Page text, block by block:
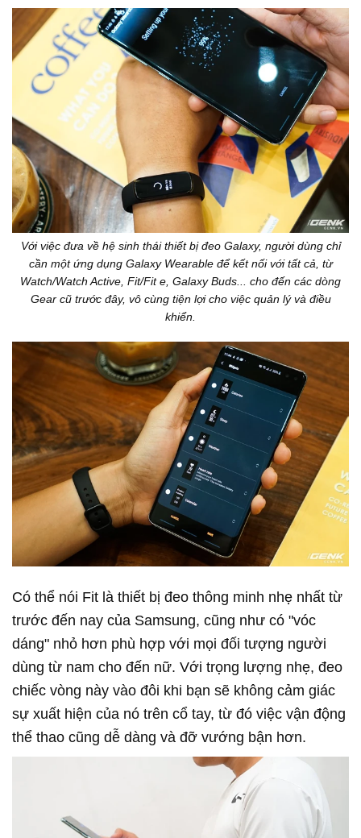
Với việc đưa về hệ sinh thái thiết bị đeo Galaxy, người dùng chỉ
cần một ứng dụng Galaxy Wearable để kết nối với tất cả, từ
Watch/Watch Active, Fit/Fit e, Galaxy Buds... cho đến các dòng
Gear cũ trước đây, vô cùng tiện lợi cho việc quản lý và điều
khiển.
Có thể nói Fit là thiết bị đeo thông minh nhẹ nhất từ
trước đến nay của Samsung, cũng như có "vóc
dáng" nhỏ hơn phù hợp với mọi đối tượng người
dùng từ nam cho đến nữ. Với trọng lượng nhẹ, đeo
chiếc vòng này vào đôi khi bạn sẽ không cảm giác
sự xuất hiện của nó trên cổ tay, từ đó việc vận động
thể thao cũng dễ dàng và đỡ vướng bận hơn.